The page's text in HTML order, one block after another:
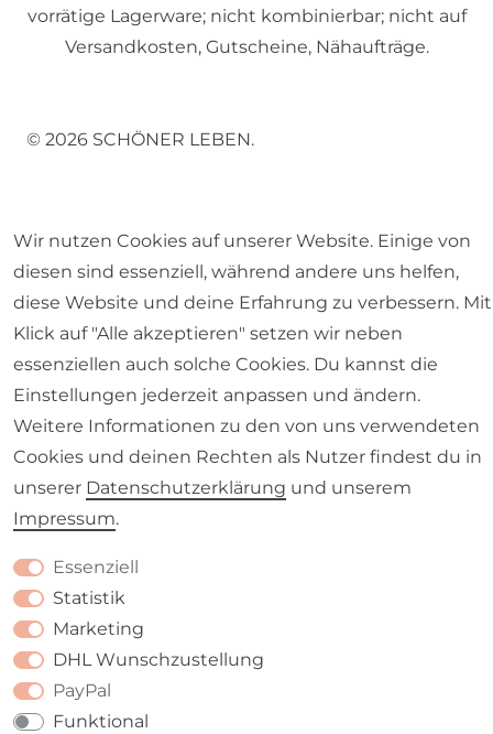
vorrätige Lagerware; nicht kombinierbar; nicht auf
Versandkosten, Gutscheine, Nähaufträge.
© 2026 SCHÖNER LEBEN.
Impressum Daten­schutz­erklärung AGB
Barrierefreiheitserklärung Widerrufs­recht
VERTRAG WIDERRUFEN
Wir nutzen Cookies auf unserer Website. Einige von
diesen sind essenziell, während andere uns helfen,
diese Website und deine Erfahrung zu verbessern. Mit
Klick auf "Alle akzeptieren" setzen wir neben
essenziellen auch solche Cookies. Du kannst die
Einstellungen jederzeit anpassen und ändern.
Weitere Informationen zu den von uns verwendeten
Cookies und deinen Rechten als Nutzer findest du in
unserer Daten­schutz­erklärung und unserem
Impressum.
Essenziell
Statistik
Marketing
DHL Wunschzustellung
PayPal
Funktional